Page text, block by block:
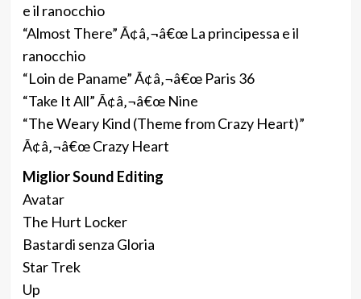
e il ranocchio
“Almost There” Ã¢â‚¬â€œ La principessa e il
ranocchio
“Loin de Paname” Ã¢â‚¬â€œ Paris 36
“Take It All” Ã¢â‚¬â€œ Nine
“The Weary Kind (Theme from Crazy Heart)”
Ã¢â‚¬â€œ Crazy Heart
Miglior Sound Editing
Avatar
The Hurt Locker
Bastardi senza Gloria
Star Trek
Up